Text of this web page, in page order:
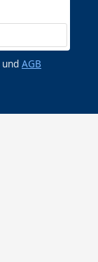
und AGB